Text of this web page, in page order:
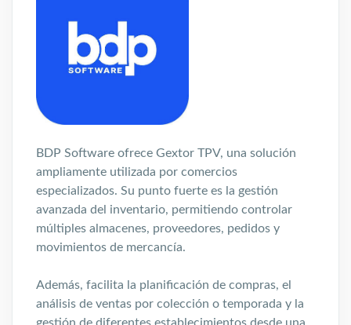
BDP Software ofrece Gextor TPV, una solución
ampliamente utilizada por comercios
especializados. Su punto fuerte es la gestión
avanzada del inventario, permitiendo controlar
múltiples almacenes, proveedores, pedidos y
movimientos de mercancía.
Además, facilita la planificación de compras, el
análisis de ventas por colección o temporada y la